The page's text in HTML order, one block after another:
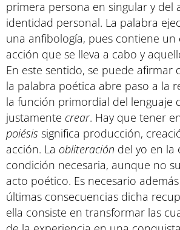
primera persona en singular y del
identidad personal. La palabra
una anfibología, pues contiene un
acción que se lleva a cabo y
En este sentido, se puede afirmar
la palabra poética abre paso a la
la función primordial del lenguaje
justamente crear. Hay que tener
poiésis significa producción,
acción. La obliteración del yo en la
condición necesaria, aunque no
acto poético. Es necesario
últimas consecuencias dicha
ella consiste en transformar las